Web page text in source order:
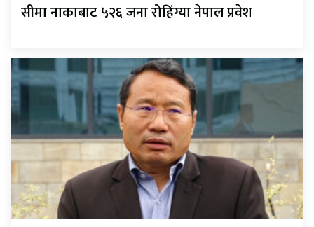
सीमा नाकाबाट ५२६ जना रोहिंग्या नेपाल प्रवेश